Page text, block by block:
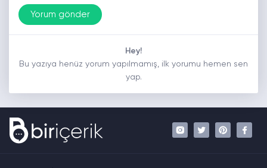
Hey!
Bu yazıya henüz yorum yapılmamış, ilk yorumu hemen sen
yap.